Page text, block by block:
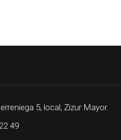
5, local, Zizur Mayor.
49